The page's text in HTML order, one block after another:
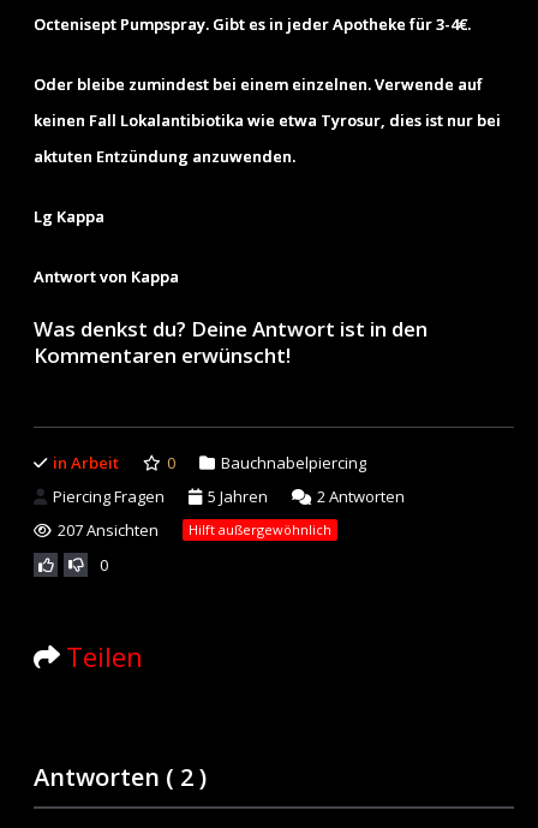
Octenisept Pumpspray. Gibt es in jeder Apotheke für 3-4€.
Oder bleibe zumindest bei einem einzelnen. Verwende auf
keinen Fall Lokalantibiotika wie etwa Tyrosur, dies ist nur bei
aktuten Entzündung anzuwenden.
Lg Kappa
Antwort von Kappa
Was denkst du? Deine Antwort ist in den
Kommentaren erwünscht!
in Arbeit 0
Bauchnabelpiercing
Piercing Fragen
5 Jahren 2 Antworten
207 Ansichten
Hilft außergewöhnlich
0
Teilen
Antworten ( 2)